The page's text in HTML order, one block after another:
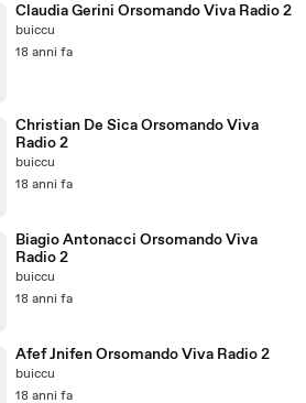
Claudia Gerini Orsomando Viva Radio 2
buiccu
18 anni fa
Christian De Sica Orsomando Viva
Radio 2
buiccu
18 anni fa
Biagio Antonacci Orsomando Viva
Radio 2
buiccu
18 anni fa
Afef Jnifen Orsomando Viva Radio 2
buiccu
18 anni fa